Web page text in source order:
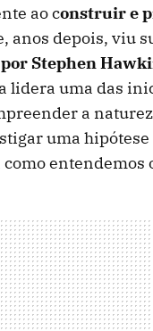
ao construir e
anos depois, viu
Stephen
lidera uma das
a
uma hipótese
entendemos